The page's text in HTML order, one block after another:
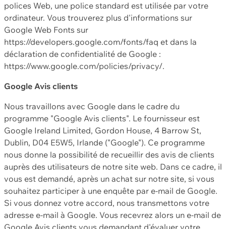
polices Web, une police standard est utilisée par votre
ordinateur. Vous trouverez plus d'informations sur
Google Web Fonts sur
https://developers.google.com/fonts/faq et dans la
déclaration de confidentialité de Google :
https://www.google.com/policies/privacy/.
Google Avis clients
Nous travaillons avec Google dans le cadre du
programme "Google Avis clients". Le fournisseur est
Google Ireland Limited, Gordon House, 4 Barrow St,
Dublin, D04 E5W5, Irlande ("Google"). Ce programme
nous donne la possibilité de recueillir des avis de clients
auprès des utilisateurs de notre site web. Dans ce cadre, il
vous est demandé, après un achat sur notre site, si vous
souhaitez participer à une enquête par e-mail de Google.
Si vous donnez votre accord, nous transmettons votre
adresse e-mail à Google. Vous recevrez alors un e-mail de